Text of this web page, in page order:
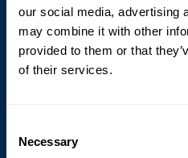
our social media, advertising
may combine it with other
provided to them or that
of their services.
Selection
Necessary
การเข้ารหัสและการพิมพ์สํ
การเข้ารหัสและการติดฉลาก
อุตสาหกรรมยานยนต์ ระบบการ
ส่วนรถยนต์ด้วยบาร์โค้ด หมา
อันตราย Cyklop รับรองว่าเป็นไ